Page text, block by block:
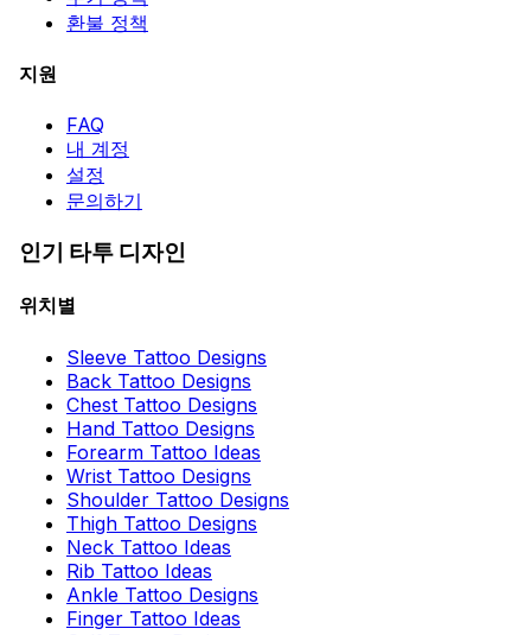
환불 정책
지원
FAQ
내 계정
설정
문의하기
인기 타투 디자인
위치별
Sleeve Tattoo Designs
Back Tattoo Designs
Chest Tattoo Designs
Hand Tattoo Designs
Forearm Tattoo Ideas
Wrist Tattoo Designs
Shoulder Tattoo Designs
Thigh Tattoo Designs
Neck Tattoo Ideas
Rib Tattoo Ideas
Ankle Tattoo Designs
Finger Tattoo Ideas